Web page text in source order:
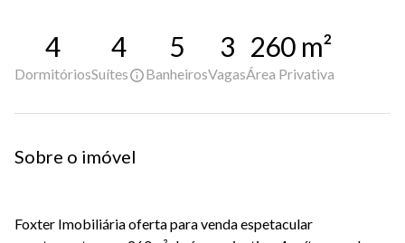
4
Dormitórios
4
Suítes
5
Banheiros
3
Vagas
260 m²
Área Privativa
Sobre o imóvel
Foxter Imobiliária oferta para venda espetacular